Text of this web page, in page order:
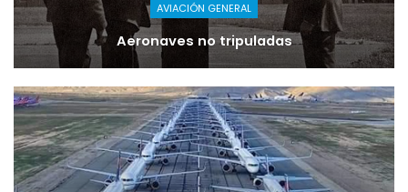
AVIACIÓN GENERAL
Aeronaves no tripuladas